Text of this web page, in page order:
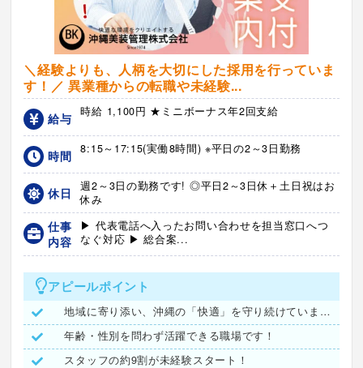
＼経験よりも、人柄を大切にした採用を行っていま
す！／ 異業種からの転職や未経験...
給与 時給 1,100円 ★ミニボーナス年2回支給
時間 8:15～17:15(実働8時間) ※平日の2～3日勤務
休日
週2～3日の勤務です! ◎平日2～3日休＋土日祝はお
休み
仕事
内容
▶ 代表電話へ入ったお問い合わせを担当窓口へつ
なぐ対応 ▶ 総合案...
アピールポイント
地域に寄り添い、沖縄の「快適」を守り続けています。
年齢・性別を問わず活躍できる職場です！
スタッフの約9割が未経験スタート！